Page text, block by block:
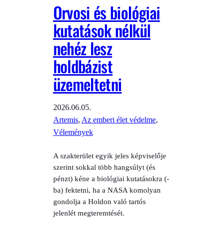
Orvosi és biológiai
kutatások nélkül
nehéz lesz
holdbázist
üzemeltetni
2026.06.05.
Artemis, Az emberi élet védelme
Vélemények
A szakterület egyik jeles képviselője
szerint sokkal több hangsúlyt (és
pénzt) kéne a biológiai kutatásokra (-
ba) fektetni, ha a NASA komolyan
gondolja a Holdon való tartós
jelenlét megteremtését.